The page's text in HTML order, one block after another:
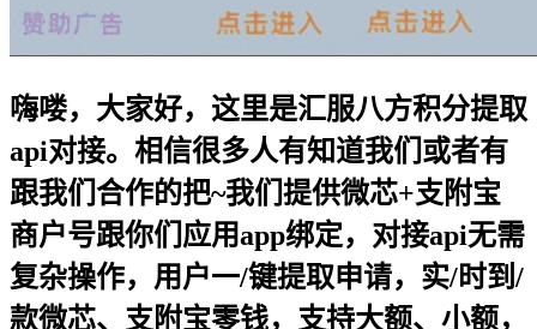
嗨喽，大家好，这里是汇服八方积分提取
api对接。相信很多人有知道我们或者有
跟我们合作的把~我们提供微芯+支附宝
商户号跟你们应用app绑定，对接api无需
复杂操作，用户一/键提取申请，实/时到/
款微芯、支附宝零钱，支持大额、小额，